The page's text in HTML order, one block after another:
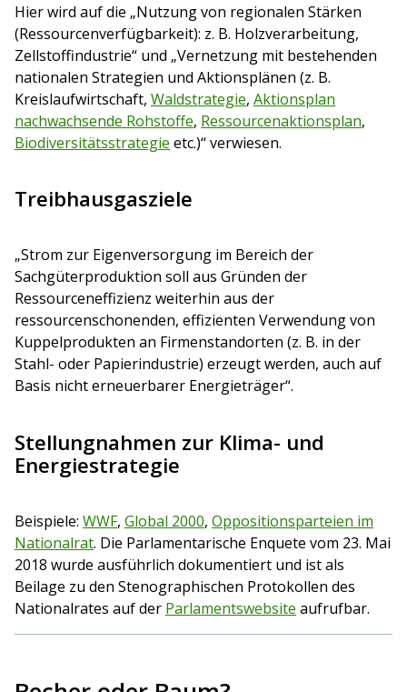
Hier wird auf die „Nutzung von regionalen Stärken
(Ressourcenverfügbarkeit): z. B. Holzverarbeitung,
Zellstoffindustrie“ und „Vernetzung mit bestehenden
nationalen Strategien und Aktionsplänen (z. B.
Kreislaufwirtschaft, Waldstrategie, Aktionsplan
nachwachsende Rohstoffe, Ressourcenaktionsplan,
Biodiversitätsstrategie etc.)“ verwiesen.
Treibhausgasziele
„Strom zur Eigenversorgung im Bereich der
Sachgüterproduktion soll aus Gründen der
Ressourceneffizienz weiterhin aus der
ressourcenschonenden, effizienten Verwendung von
Kuppelprodukten an Firmenstandorten (z. B. in der
Stahl- oder Papierindustrie) erzeugt werden, auch auf
Basis nicht erneuerbarer Energieträger“.
Stellungnahmen zur Klima- und
Energiestrategie
Beispiele: WWF, Global 2000, Oppositionsparteien im
Nationalrat. Die Parlamentarische Enquete vom 23. Mai
2018 wurde ausführlich dokumentiert und ist als
Beilage zu den Stenographischen Protokollen des
Nationalrates auf der Parlamentswebsite aufrufbar.